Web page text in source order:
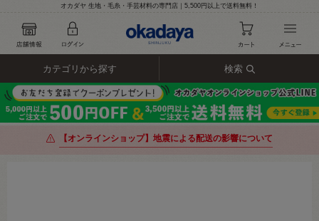
オカダヤ 生地・毛糸・手芸材料の専門店｜5,500円以上で送料無料！
カテゴリから探す 検索
【オンラインショップ】地震による配送の影響について